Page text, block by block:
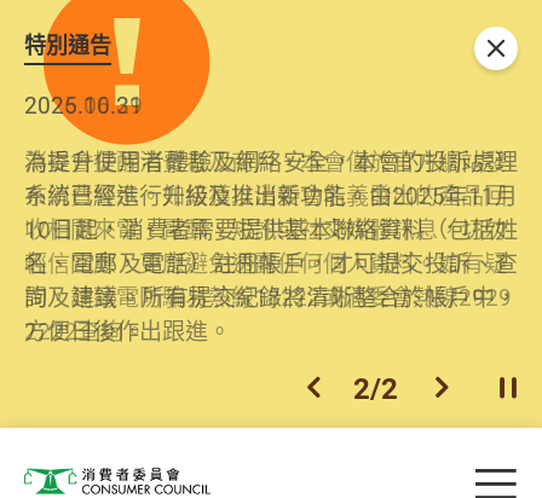
特別通告
2026.06.29
消委會提醒消費者及商戶，本會僅於官方網站發
布消費警示。如接獲以消委會名義發出的產品回
收相關來電、電郵、短訊或社交媒體訊息，切勿
輕信回應，更應避免透露任何個人資料。如有疑
問，請致電防騙易熱線18222或消委會熱線2929
2222查詢。
2025.10.31
為提升使用者體驗及網絡安全，本會的投訴處理
系統已經進行升級及推出新功能。由2025年11月
10日起，消費者需要提供基本聯絡資料（包括姓
名、電郵及電話）註冊帳戶，才可提交投訴、查
詢及建議。所有提交紀錄將清晰整合於帳戶中，
方便日後作出跟進。
上一個
2/2 下一個開
關閉
目